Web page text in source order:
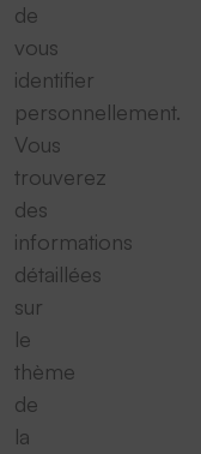
de
vous
identifier
personnellement.
Vous
trouverez
des
informations
détaillées
sur
le
thème
de
la